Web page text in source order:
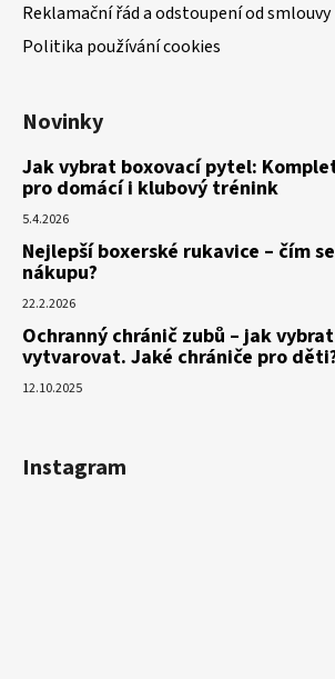
Reklamační řád a odstoupení od smlouvy
Politika používání cookies
Novinky
Jak vybrat boxovací pytel:
pro domácí i klubový trénink
5.4.2026
Nejlepší boxerské rukavice – čím
nákupu?
22.2.2026
Ochranný chránič zubů – jak
vytvarovat. Jaké chrániče pro
12.10.2025
Instagram